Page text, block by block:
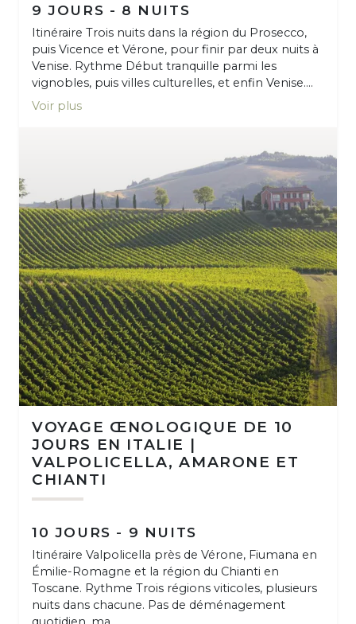
9 JOURS - 8 NUITS
Itinéraire Trois nuits dans la région du Prosecco,
puis Vicence et Vérone, pour finir par deux nuits à
Venise. Rythme Début tranquille parmi les
vignobles, puis villes culturelles, et enfin Venise....
Voir plus
VOYAGE ŒNOLOGIQUE DE 10
JOURS EN ITALIE |
VALPOLICELLA, AMARONE ET
CHIANTI
10 JOURS - 9 NUITS
Itinéraire Valpolicella près de Vérone, Fiumana en
Émilie-Romagne et la région du Chianti en
Toscane. Rythme Trois régions viticoles, plusieurs
nuits dans chacune. Pas de déménagement